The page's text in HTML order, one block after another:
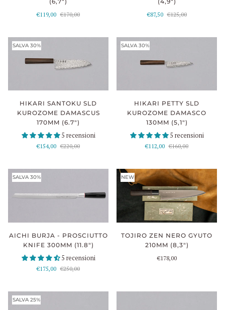
€119,00 €170,00
€87,50 €125,00
SALVA 30%
HIKARI SANTOKU SLD
KUROZOME DAMASCUS
170MM (6.7")
5 recensioni
€154,00 €220,00
SALVA 30%
HIKARI PETTY SLD
KUROZOME DAMASCO
130MM (5,1")
5 recensioni
€112,00 €160,00
SALVA 30%
AICHI BURJA - PROSCIUTTO
KNIFE 300MM (11.8")
5 recensioni
€175,00 €250,00
NEW
TOJIRO ZEN NERO GYUTO
210MM (8,3")
€178,00
SALVA 25%